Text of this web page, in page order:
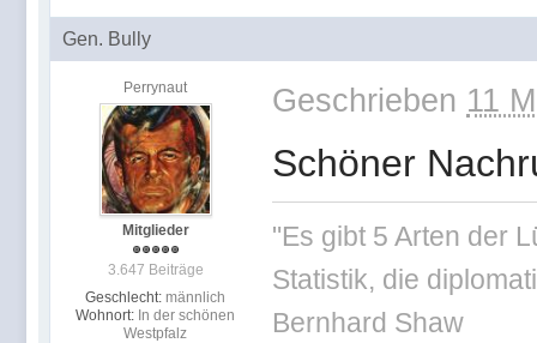
Gen. Bully
Perrynaut
Mitglieder
3.647 Beiträge
Geschlecht: männlich
Wohnort: In der schönen
Westpfalz
Geschrieben 11
Schöner
"Es gibt 5 Arten der
Statistik, die
Bernhard Shaw